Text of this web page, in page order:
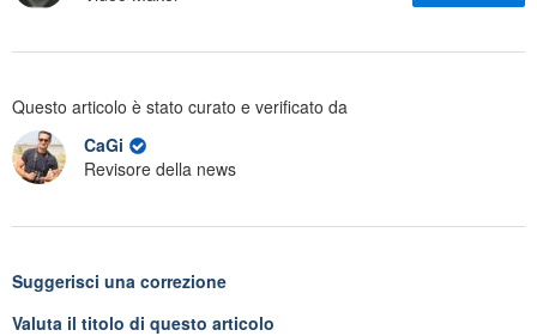
Questo articolo è stato curato e verificato da
CaGi
Revisore della news
Suggerisci una correzione
Valuta il titolo di questo articolo